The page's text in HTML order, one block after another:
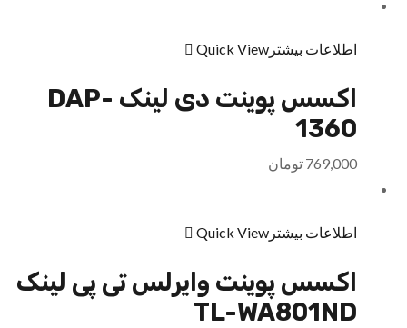
اطلاعات بیشتر Quick View
اکسس پوینت دی لینک DAP-
1360
769,000 تومان
اطلاعات بیشتر Quick View
اکسس پوینت وایرلس تی پی لینک
TL-WA801ND